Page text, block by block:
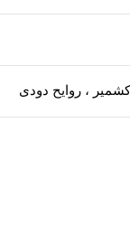
، روایح دودی